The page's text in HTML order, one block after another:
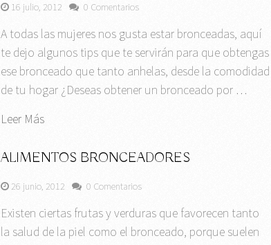
16 julio, 2012 0 Comentarios
A todas las mujeres nos gusta estar bronceadas, aquí
te dejo algunos tips que te servirán para que obtengas
ese bronceado que tanto anhelas, desde la comodidad
de tu hogar ¿Deseas obtener un bronceado por …
Leer Más
ALIMENTOS BRONCEADORES
26 junio, 2012 0 Comentarios
Existen ciertas frutas y verduras que favorecen tanto
la salud de la piel como el bronceado, porque suelen